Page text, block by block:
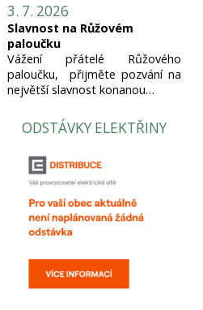
3. 7. 2026
Slavnost na Růžovém
paloučku
Vážení přátelé Růžového
paloučku, přijměte pozvání na
největší slavnost konanou…
ODSTÁVKY ELEKTŘINY